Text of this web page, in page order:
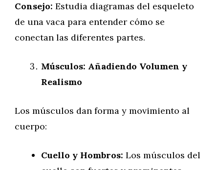
Consejo: Estudia diagramas del esqueleto
de una vaca para entender cómo se
conectan las diferentes partes.
Músculos: Añadiendo Volumen y
Realismo
Los músculos dan forma y movimiento al
cuerpo:
Cuello y Hombros: Los músculos del